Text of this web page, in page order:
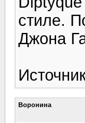
стиле.
Джона
Воронина